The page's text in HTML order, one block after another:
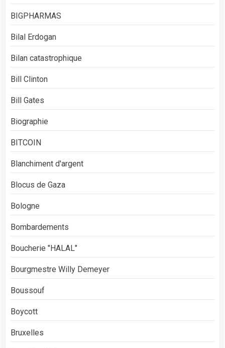
BIGPHARMAS
Bilal Erdogan
Bilan catastrophique
Bill Clinton
Bill Gates
Biographie
BITCOIN
Blanchiment d'argent
Blocus de Gaza
Bologne
Bombardements
Boucherie "HALAL"
Bourgmestre Willy Demeyer
Boussouf
Boycott
Bruxelles